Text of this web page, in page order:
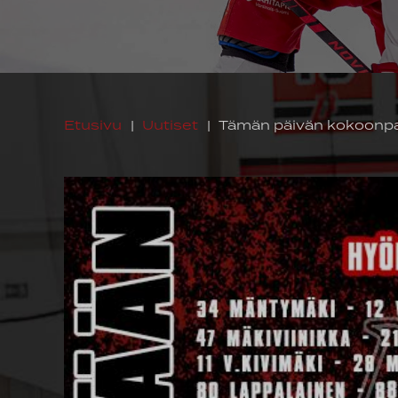
Etusivu | Uutiset | Tämän päivän